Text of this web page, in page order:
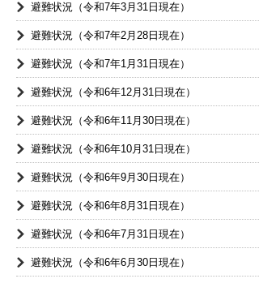
避難状況（令和7年3月31日現在）
避難状況（令和7年2月28日現在）
避難状況（令和7年1月31日現在）
避難状況（令和6年12月31日現在）
避難状況（令和6年11月30日現在）
避難状況（令和6年10月31日現在）
避難状況（令和6年9月30日現在）
避難状況（令和6年8月31日現在）
避難状況（令和6年7月31日現在）
避難状況（令和6年6月30日現在）